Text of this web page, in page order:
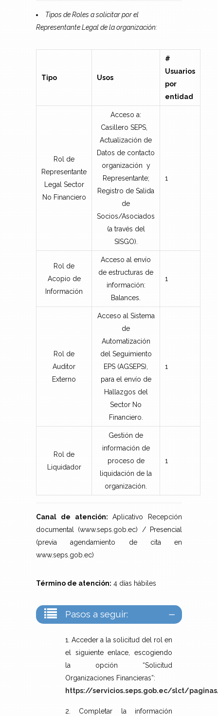
Tipos de Roles a solicitar por el
Representante Legal de la organización:
Tipo Usos
#
Usuarios
por
entidad
Rol de
Representante
Legal Sector
No Financiero
Acceso a:
Casillero SEPS,
Actualización de
Datos de contacto
organización y
Representante;
Registro de Salida
de
Socios/Asociados
(a través del
SISGO).
1
Rol de
Acopio de
Información
Acceso al envío
de estructuras de
información:
Balances.
1
Rol de
Auditor
Externo
Acceso al Sistema
de
Automatización
del Seguimiento
EPS (AGSEPS),
para el envío de
Hallazgos del
Sector No
Financiero.
1
Rol de
Liquidador
Gestión de
información de
proceso de
liquidación de la
organización.
1
Canal de atención: Aplicativo Recepción
documental (www.seps.gob.ec) / Presencial
(previa agendamiento de cita en
www.seps.gob.ec)
Término de atención: 4 días hábiles
Pasos a seguir:
1. Acceder a la solicitud del rol en
el siguiente enlace, escogiendo
la opción “Solicitud
Organizaciones Financieras”:
https://servicios.seps.gob.ec/slct/
2. Completar la información